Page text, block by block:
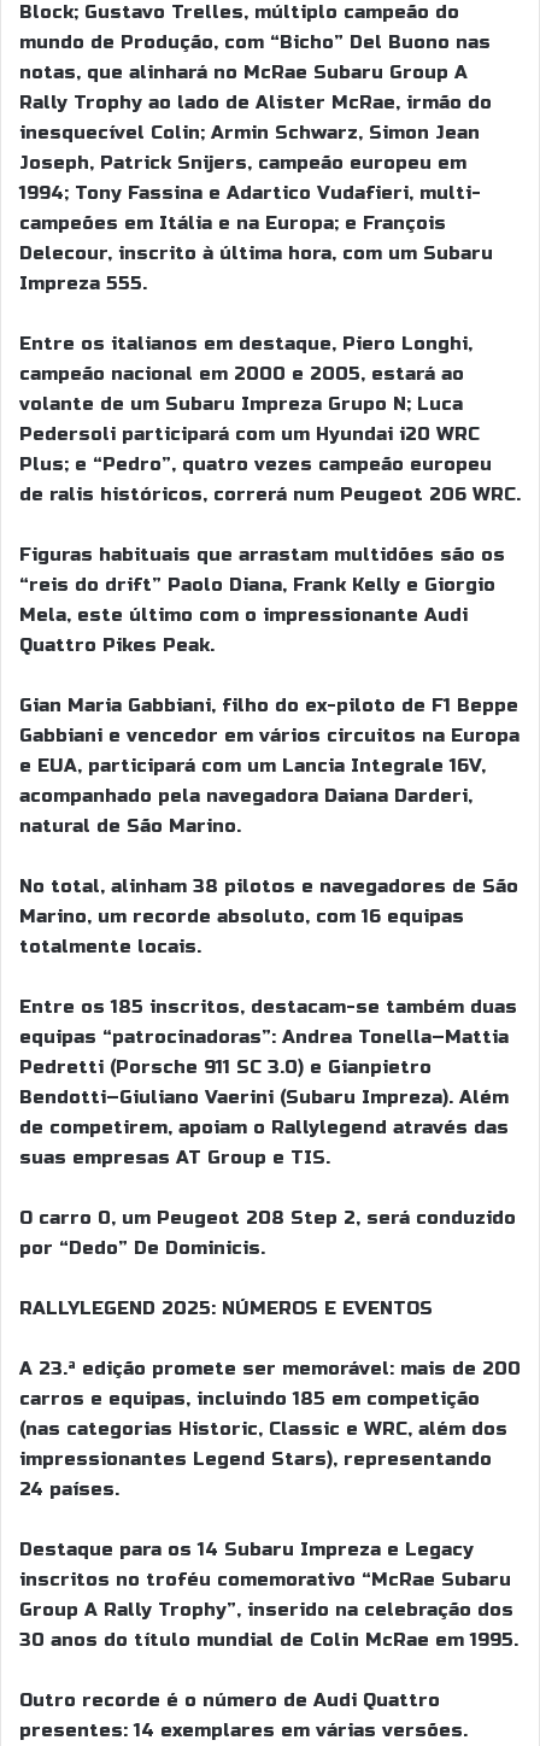
Block; Gustavo Trelles, múltiplo campeão do
mundo de Produção, com “Bicho” Del Buono nas
notas, que alinhará no McRae Subaru Group A
Rally Trophy ao lado de Alister McRae, irmão do
inesquecível Colin; Armin Schwarz, Simon Jean
Joseph, Patrick Snijers, campeão europeu em
1994; Tony Fassina e Adartico Vudafieri, multi-
campeões em Itália e na Europa; e François
Delecour, inscrito à última hora, com um Subaru
Impreza 555.
Entre os italianos em destaque, Piero Longhi,
campeão nacional em 2000 e 2005, estará ao
volante de um Subaru Impreza Grupo N; Luca
Pedersoli participará com um Hyundai i20 WRC
Plus; e “Pedro”, quatro vezes campeão europeu
de ralis históricos, correrá num Peugeot 206 WRC.
Figuras habituais que arrastam multidões são os
“reis do drift” Paolo Diana, Frank Kelly e Giorgio
Mela, este último com o impressionante Audi
Quattro Pikes Peak.
Gian Maria Gabbiani, filho do ex-piloto de F1 Beppe
Gabbiani e vencedor em vários circuitos na Europa
e EUA, participará com um Lancia Integrale 16V,
acompanhado pela navegadora Daiana Darderi,
natural de São Marino.
No total, alinham 38 pilotos e navegadores de São
Marino, um recorde absoluto, com 16 equipas
totalmente locais.
Entre os 185 inscritos, destacam-se também duas
equipas “patrocinadoras”: Andrea Tonella–Mattia
Pedretti (Porsche 911 SC 3.0) e Gianpietro
Bendotti–Giuliano Vaerini (Subaru Impreza). Além
de competirem, apoiam o Rallylegend através das
suas empresas AT Group e TIS.
O carro 0, um Peugeot 208 Step 2, será conduzido
por “Dedo” De Dominicis.
RALLYLEGEND 2025: NÚMEROS E EVENTOS
A 23.ª edição promete ser memorável: mais de 200
carros e equipas, incluindo 185 em competição
(nas categorias Historic, Classic e WRC, além dos
impressionantes Legend Stars), representando
24 países.
Destaque para os 14 Subaru Impreza e Legacy
inscritos no troféu comemorativo “McRae Subaru
Group A Rally Trophy”, inserido na celebração dos
30 anos do título mundial de Colin McRae em 1995.
Outro recorde é o número de Audi Quattro
presentes: 14 exemplares em várias versões.